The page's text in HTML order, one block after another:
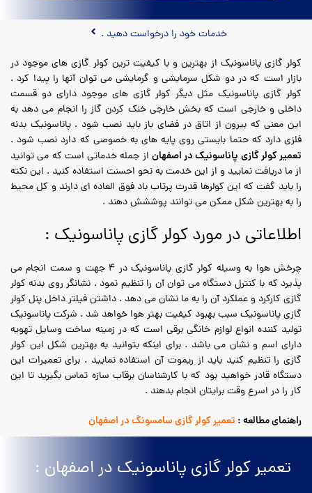
خدمات خود را درخواست دهید .
کولر گازی پاناسونیک از بهترین و با کیفیت ترین کولر گازی های موجود در
بازار است که در دو شکل سرمایشی و گرمایشی می توان آنها را پیدا کرد .
کولر گازی پاناسونیک مثل دیگر کولر گازی های موجود دارای دو قسمت
داخلی و خارجی است که بخش خارجی خنک کردن گاز را انجام می دهد به
این معنی که بیرون از اتاق در فضای باز باید نصب شود . پاناسونیک بدنه
فلزی دارد که حتما بایستی روی پایه های به خصوصی که دارد نصب شود .
تعمیر کولر گازی پاناسونیک در اصفهان از جمله خدماتی است که می توانید
از ما دریافت نمایید و از این خدمت به نحو احسنت استفاده کنید . این نکته
را باید گفت که این کولرها قدرت پرتاب باد فوق العاده ای دارند و کل محیط
را به بهترین شکل ممکن می توانند پوششش دهند .
اطلاعاتی در مورد کولر گازی پاناسونیک :
چرخش هوا به وسیله کولر گازی پاناسونیک در 4 جهت و سمت انجام می
پذیرد که با کنترل دستگاه می توان آن را تنظیم نمود . نشانگر روی بدنه کولر
گازی کارکرد و عملکرد آن را به ما نشان می دهد . داشتن فیلتر داخل پنل کولر
گازی پاناسونیک سبب بهبود کیفیت بهتر هوا خواهد شد . شرکت پاناسونیک
تولید کننده انواع لوازم خانگی برقی است که در زمینه ساخت وسایل تهویه
دارای اسم و نشان می باشد . برای اینکه بتوانید به بهترین شکل این کولر
گازی را تنظیم کنید باید از ریموت آن استفاده نمایید . برای تعمیرات این
دستگاه قادر خواهید بود که با کارشناسان برقآب سازه تماس بگیرید تا این
کار را در اسرع وقت برایتان انجام بدهند .
راهنمای مطالعه : تعمیر کولر گازی سامسونگ در اصفهان
تعمیر کولر گازی پاناسونیک در اصفهان :